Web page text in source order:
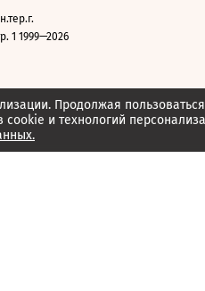
Продолжая
и технологий
1 1999—2026